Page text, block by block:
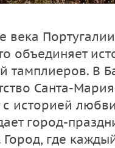
объединяет
тамплиеров. В
Санта-
с историей
город-
где